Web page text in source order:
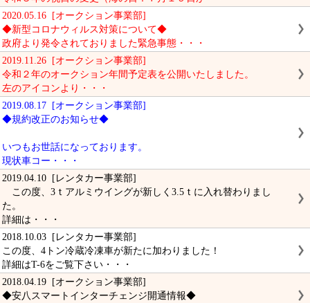
2020.05.16 [オークション事業部]
◆新型コロナウィルス対策について◆
政府より発令されておりました緊急事態・・・
2019.11.26 [オークション事業部]
令和２年のオークション年間予定表を公開いたしました。
左のアイコンより・・・
2019.08.17 [オークション事業部]
◆規約改正のお知らせ◆
いつもお世話になっております。
現状車コー・・・
2019.04.10 [レンタカー事業部]
この度、3ｔアルミウイングが新しく3.5ｔに入れ替わりまし
た。
詳細は・・・
2018.10.03 [レンタカー事業部]
この度、4トン冷蔵冷凍車が新たに加わりました！
詳細はT-6をご覧下さい・・・
2018.04.19 [オークション事業部]
◆安八スマートインターチェンジ開通情報◆